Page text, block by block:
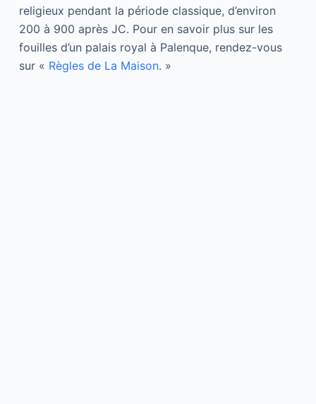
religieux pendant la période classique, d’environ
200 à 900 après JC. Pour en savoir plus sur les
fouilles d’un palais royal à Palenque, rendez-vous
sur « Règles de La Maison. »